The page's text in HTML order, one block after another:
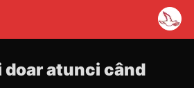
doar atunci când